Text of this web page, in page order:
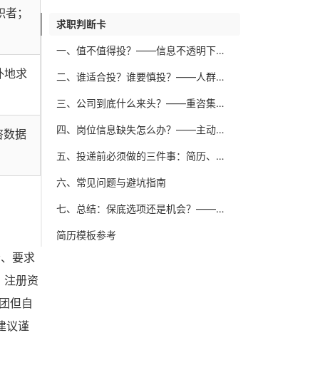
；
地求
数据
要求
注册资
但自
议谨
求职判断卡
一、值不值得投？——信息不透明下的决策框架
二、谁适合投？谁要慎投？——人群匹配清单
三、公司到底什么来头？——重咨集团背景与民企现实
四、岗位信息缺失怎么办？——主动挖掘策略与历史岗位参考
五、投递前必须做的三件事：简历、渠道、时间管理
六、常见问题与避坑指南
七、总结：保底选项还是机会？——你的行动清单
简历模板参考